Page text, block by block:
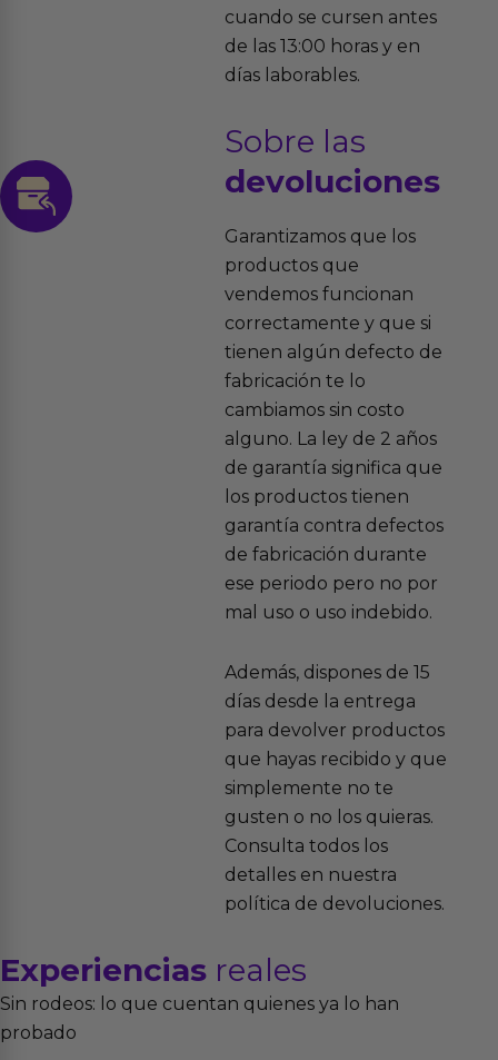
cuando se cursen antes
de las 13:00 horas y en
días laborables.
Sobre las
devoluciones
Garantizamos que los
productos que
vendemos funcionan
correctamente y que si
tienen algún defecto de
fabricación te lo
cambiamos sin costo
alguno. La ley de 2 años
de garantía significa que
los productos tienen
garantía contra defectos
de fabricación durante
ese periodo pero no por
mal uso o uso indebido.
Además, dispones de 15
días desde la entrega
para devolver productos
que hayas recibido y que
simplemente no te
gusten o no los quieras.
Consulta todos los
detalles en nuestra
política de devoluciones.
Experiencias reales
Sin rodeos: lo que cuentan quienes ya lo han
probado